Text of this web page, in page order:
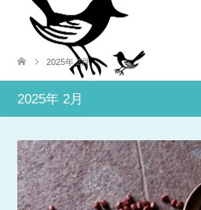
2025年 2月
2025年 2月